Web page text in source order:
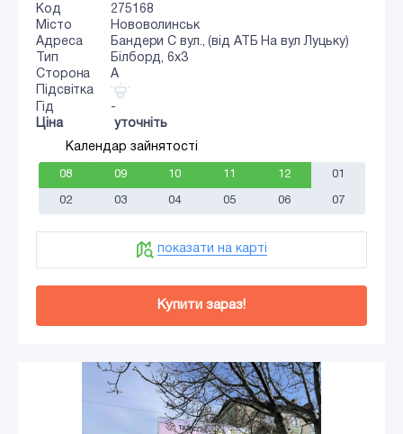
Код
275168
Місто
Нововолинськ
Адреса
Бандери С вул., (від АТБ На вул Луцьку)
Тип
Білборд, 6x3
Сторона
A
Підсвітка
Гід
-
Ціна
уточніть
Календар зайнятості
08 09 10 11 12 01
02 03 04 05 06 07
показати на карті
Купити зараз!